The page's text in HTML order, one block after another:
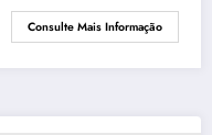
Consulte Mais Informação